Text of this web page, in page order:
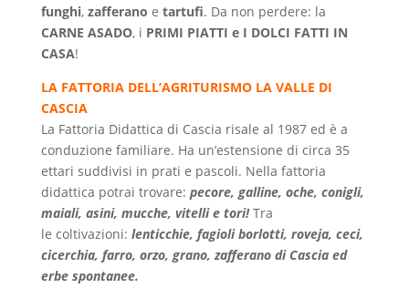
funghi, zafferano e tartufi. Da non perdere: la
CARNE ASADO, i PRIMI PIATTI eI DOLCI FATTI IN
CASA!
LA FATTORIA DELL’AGRITURISMO LA VALLE DI
CASCIA
La Fattoria Didattica di Cascia risale al 1987 ed è a
conduzione familiare. Ha un’estensione di circa 35
ettari suddivisi in prati e pascoli. Nella fattoria
didattica potrai trovare: pecore, galline, oche, conigli,
maiali, asini, mucche, vitelli e tori! Tra
le coltivazioni: lenticchie, fagioli borlotti, roveja, ceci,
cicerchia, farro, orzo, grano, zafferano di Cascia ed
erbe spontanee.